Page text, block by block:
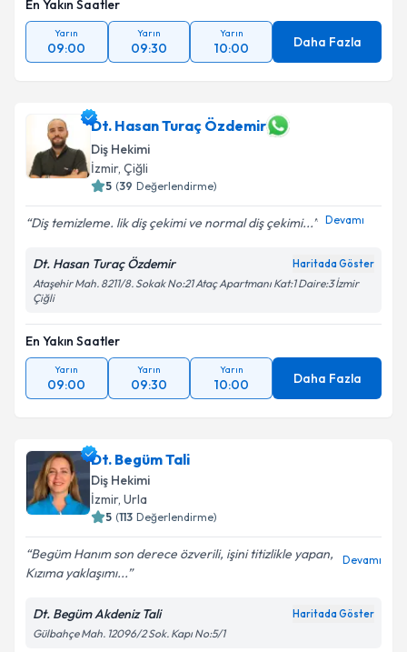
En Yakın Saatler
Yarın
09:00
Yarın
09:30
Yarın
10:00 Daha Fazla
Dt. Hasan Turaç Özdemir
Diş Hekimi
İzmir, Çiğli
5 (39 Değerlendirme)
Diş temizleme. lik diş çekimi ve normal diş çekimi... Devamı
Dt. Hasan Turaç Özdemir Haritada Göster
Ataşehir Mah. 8211/8. Sokak No:21 Ataç Apartmanı Kat:1 Daire:3 İzmir
Çiğli
En Yakın Saatler
Yarın
09:00
Yarın
09:30
Yarın
10:00 Daha Fazla
Dt. Begüm Tali
Diş Hekimi
İzmir, Urla
5 (113 Değerlendirme)
Begüm Hanım son derece özverili, işini titizlikle yapan,
Kızıma yaklaşımı...
Devamı
Dt. Begüm Akdeniz Tali Haritada Göster
Gülbahçe Mah. 12096/2 Sok. Kapı No:5/1